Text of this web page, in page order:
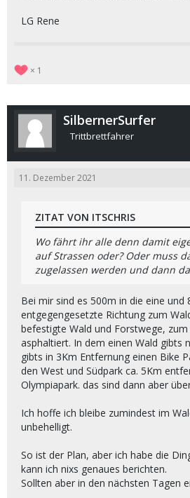
LG Rene
1
SilbernerSurfer
Trittbrettfahrer
11. Dezember 2021
ZITAT VON ITSCHRIS
Wo fährt ihr alle denn damit
auf Strassen oder? Oder muss
zugelassen werden und dann
Bei mir sind es 500m in die eine und
entgegengesetzte Richtung zum
befestigte Wald und Forstwege,
asphaltiert. In dem einen Wald gibts
gibts in 3Km Entfernung einen Bike
den West und Südpark ca. 5Km
Olympiapark. das sind dann aber
Ich hoffe ich bleibe zumindest im
unbehelligt.
So ist der Plan, aber ich habe die
kann ich nixs genaues berichten.
Sollten aber in den nächsten Tagen